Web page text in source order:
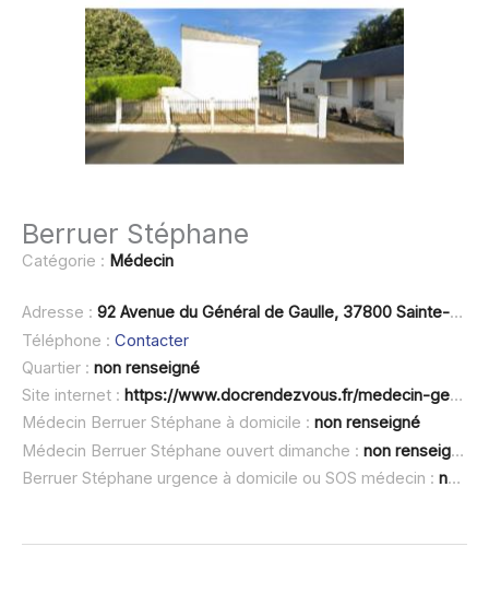
Berruer Stéphane
Catégorie : Médecin
Adresse : 92 Avenue du Général de Gaulle, 37800 Sainte-Maure-de-Touraine
Téléphone : Contacter
Quartier : non renseigné
Site internet : https://www.docrendezvous.fr/medecin-generaliste/sainte-maure-de-touraine/berruer-stephane
Médecin Berruer Stéphane à domicile : non renseigné
Médecin Berruer Stéphane ouvert dimanche : non renseigné
Berruer Stéphane urgence à domicile ou SOS médecin : non renseigné